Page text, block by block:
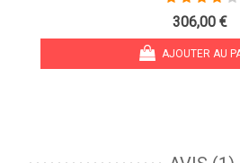
306,00 €
AJOUTER AU